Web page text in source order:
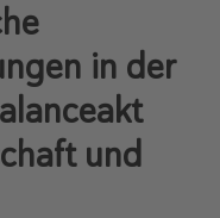
in der
und